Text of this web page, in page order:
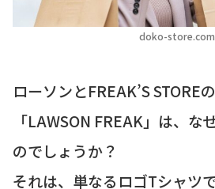
doko-store.com
ローソンとFREAK’S STORE
「LAWSON FREAK」は、な
のでしょうか？
それは、単なるロゴTシャツ